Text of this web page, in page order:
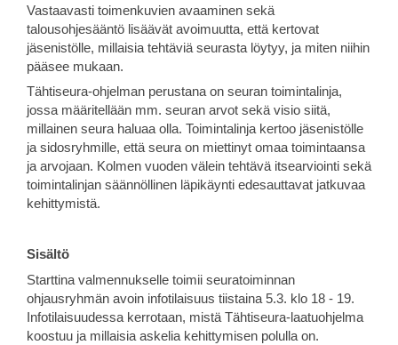
Vastaavasti toimenkuvien avaaminen sekä
talousohjesääntö lisäävät avoimuutta, että kertovat
jäsenistölle, millaisia tehtäviä seurasta löytyy, ja miten niihin
pääsee mukaan.
Tähtiseura-ohjelman perustana on seuran toimintalinja,
jossa määritellään mm. seuran arvot sekä visio siitä,
millainen seura haluaa olla. Toimintalinja kertoo jäsenistölle
ja sidosryhmille, että seura on miettinyt omaa toimintaansa
ja arvojaan. Kolmen vuoden välein tehtävä itsearviointi sekä
toimintalinjan säännöllinen läpikäynti edesauttavat jatkuvaa
kehittymistä.
Sisältö
Starttina valmennukselle toimii seuratoiminnan
ohjausryhmän avoin infotilaisuus tiistaina 5.3. klo 18 - 19.
Infotilaisuudessa kerrotaan, mistä Tähtiseura-laatuohjelma
koostuu ja millaisia askelia kehittymisen polulla on.